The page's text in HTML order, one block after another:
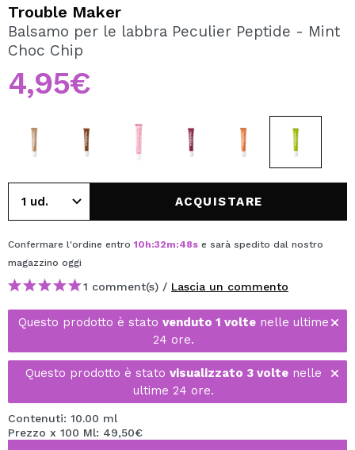
Creando un account su Maquibeauty.it potrai fare i tuoi
acquisti velocemente, controllare lo stato dei tuoi ordini e
CREARE UN ACCOUNT
Trouble Maker
Balsamo per le labbra Peculier Peptide - Mint
Choc Chip
4,95€
ACQUISTARE
Confermare l'ordine entro 10h:32m:48s e sarà spedito dal nostro
magazzino oggi
1 comment(s) / Lascia un commento
Questo prodotto è stato venduto 1 volte nelle ultime
24 ore.
Questo prodotto è stato visualizzato 3 volte nelle
ultime 24 ore.
Contenuti: 10.00 ml
Prezzo x 100 Ml: 49,50€